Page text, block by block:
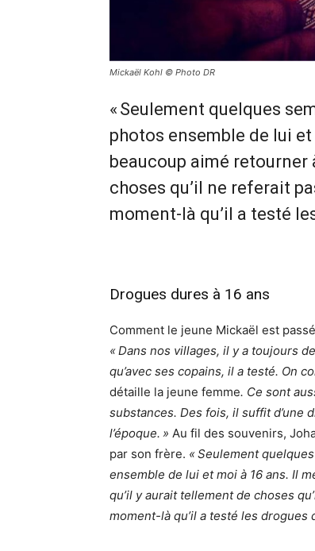
Mickaël Kohl © Photo DR
« Seulement quelques
photos ensemble de lui
beaucoup aimé retourner
choses qu’il ne referait
moment-là qu’il a testé
Drogues dures à 16 ans
Comment le jeune Mickaël est
« Dans nos villages, il y a toujours
qu’avec ses copains, il a testé. On
détaille la jeune femme. Ce sont
substances. Des fois, il suffit d’une
l’époque. » Au fil des souvenirs,
par son frère. « Seulement
ensemble de lui et moi à 16 ans. Il
qu’il y aurait tellement de choses
moment-là qu’il a testé les drogues